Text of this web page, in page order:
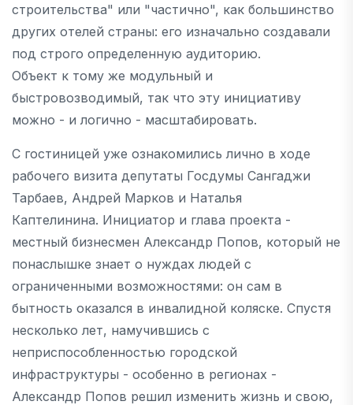
строительства" или "частично", как большинство
других отелей страны: его изначально создавали
под строго определенную аудиторию.
Объект к тому же модульный и
быстровозводимый, так что эту инициативу
можно - и логично - масштабировать.
С гостиницей уже ознакомились лично в ходе
рабочего визита депутаты Госдумы Сангаджи
Тарбаев, Андрей Марков и Наталья
Каптелинина. Инициатор и глава проекта -
местный бизнесмен Александр Попов, который не
понаслышке знает о нуждах людей с
ограниченными возможностями: он сам в
бытность оказался в инвалидной коляске. Спустя
несколько лет, намучившись с
неприспособленностью городской
инфраструктуры - особенно в регионах -
Александр Попов решил изменить жизнь и свою,